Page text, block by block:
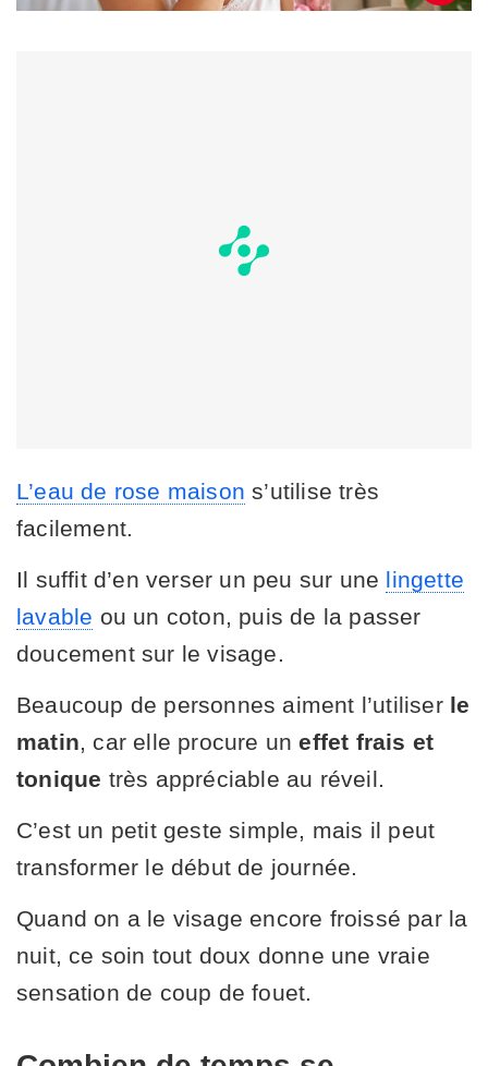
L’eau de rose maison s’utilise très
facilement.
Il suffit d’en verser un peu sur une lingette
lavable ou un coton, puis de la passer
doucement sur le visage.
Beaucoup de personnes aiment l’utiliserle
matin , car elle procure uneffet frais et
tonique très appréciable au réveil.
C’est un petit geste simple, mais il peut
transformer le début de journée.
Quand on a le visage encore froissé par la
nuit, ce soin tout doux donne une vraie
sensation de coup de fouet.